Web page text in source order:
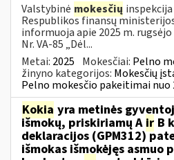
Valstybinė mokesčių
Respublikos finansų
informuoja apie 2025 m.
Nr. VA-85 „Dėl...
Metai: 2025 Mokesčiai: Pelno
žinyno kategorijos: Mokesčių
Pelno mokesčio pakeitimai nuo
Kokia yra metinės
išmokų, priskiriamų A ir B
deklaracijos (GPM312)
išmokas išmokėjęs asmuo